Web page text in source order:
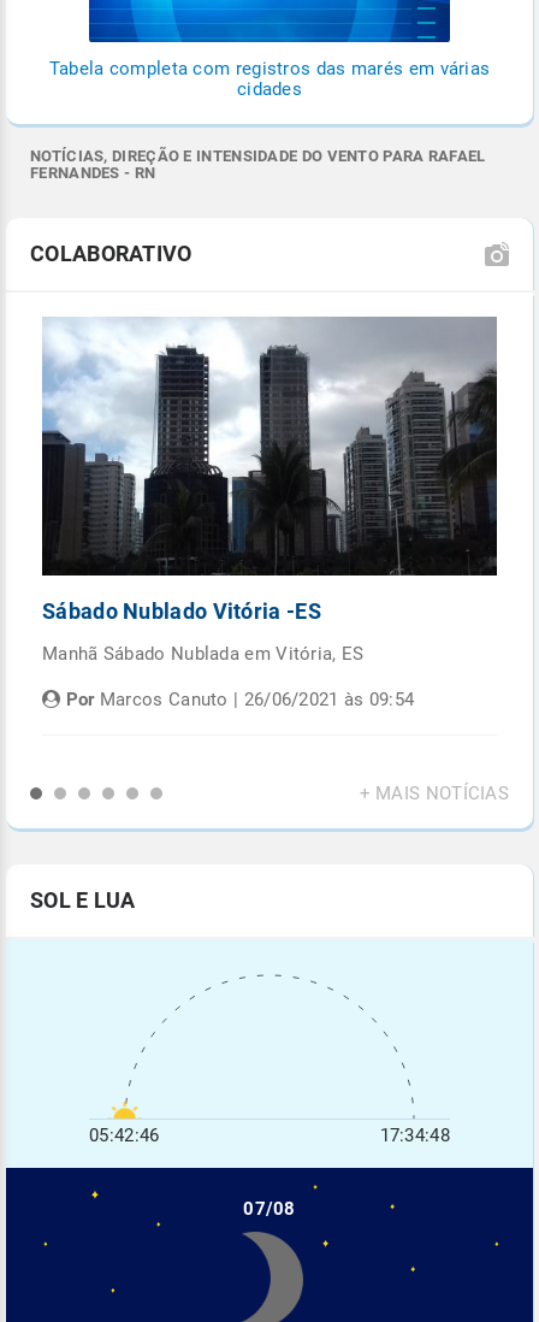
Tabela completa com registros das marés em várias
cidades
NOTÍCIAS, DIREÇÃO E INTENSIDADE DO VENTO PARA RAFAEL
FERNANDES - RN
COLABORATIVO
Sábado Nublado Vitória -ES
Manhã Sábado Nublada em Vitória, ES
PorMarcos Canuto | 26/06/2021 às 09:54
+ MAIS NOTÍCIAS
SOL E LUA
05:42:46 17:34:48
07/08